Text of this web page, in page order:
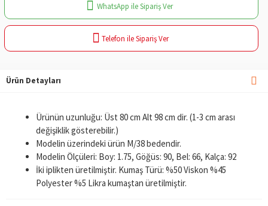
WhatsApp ile Sipariş Ver
Telefon ile Sipariş Ver
Ürün Detayları
Ürünün uzunluğu: Üst 80 cm Alt 98 cm dir. (1-3 cm arası
değişiklik gösterebilir.)
Modelin üzerindeki ürün M/38 bedendir.
Modelin Ölçüleri: Boy: 1.75, Göğüs: 90, Bel: 66, Kalça: 92
İki iplikten üretilmiştir. Kumaş Türü: %50 Viskon %45
Polyester %5 Likra kumaştan üretilmiştir.